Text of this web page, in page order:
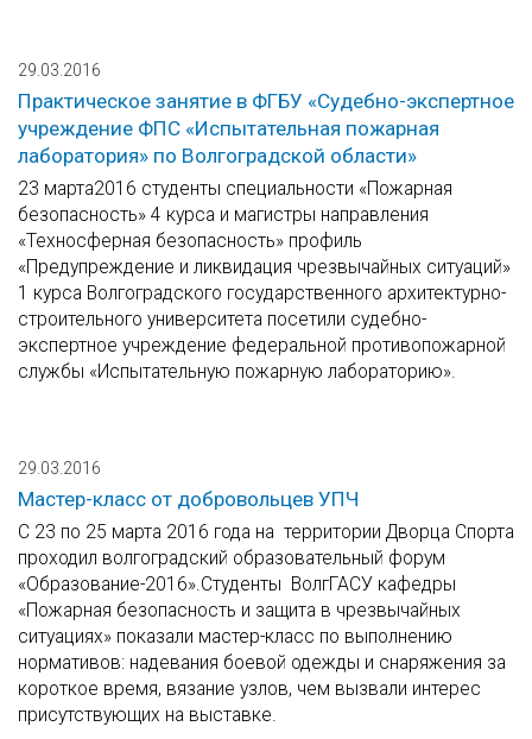
29.03.2016
Практическое занятие в ФГБУ «Судебно-экспертное
учреждение ФПС «Испытательная пожарная
лаборатория» по Волгоградской области»
23 марта2016 студенты специальности «Пожарная
безопасность» 4 курса и магистры направления
«Техносферная безопасность» профиль
«Предупреждение и ликвидация чрезвычайных ситуаций»
1 курса Волгоградского государственного архитектурно-
строительного университета посетили судебно-
экспертное учреждение федеральной противопожарной
службы «Испытательную пожарную лабораторию».
29.03.2016
Мастер-класс от добровольцев УПЧ
С 23 по 25 марта 2016 года на территории Дворца Спорта
проходил волгоградский образовательный форум
«Образование-2016».Студенты ВолгГАСУ кафедры
«Пожарная безопасность и защита в чрезвычайных
ситуациях» показали мастер-класс по выполнению
нормативов: надевания боевой одежды и снаряжения за
короткое время, вязание узлов, чем вызвали интерес
присутствующих на выставке.